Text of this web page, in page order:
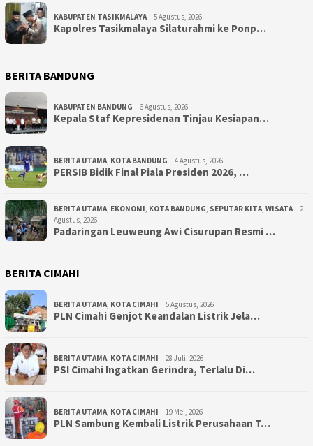
KABUPATEN TASIKMALAYA 5 Agustus, 2026
Kapolres Tasikmalaya Silaturahmi ke Ponp…
BERITA BANDUNG
KABUPATEN BANDUNG 6 Agustus, 2026
Kepala Staf Kepresidenan Tinjau Kesiapan…
BERITA UTAMA KOTA BANDUNG 4 Agustus, 2026
PERSIB Bidik Final Piala Presiden 2026, …
BERITA UTAMA EKONOMI KOTA BANDUNG SEPUTAR KITA WISATA
2
Agustus, 2026
Padaringan Leuweung Awi Cisurupan Resmi …
BERITA CIMAHI
BERITA UTAMA KOTA CIMAHI 5 Agustus, 2026
PLN Cimahi Genjot Keandalan Listrik Jela…
BERITA UTAMA KOTA CIMAHI 28 Juli, 2026
PSI Cimahi Ingatkan Gerindra, Terlalu Di…
BERITA UTAMA KOTA CIMAHI 19 Mei, 2026
PLN Sambung Kembali Listrik Perusahaan T…